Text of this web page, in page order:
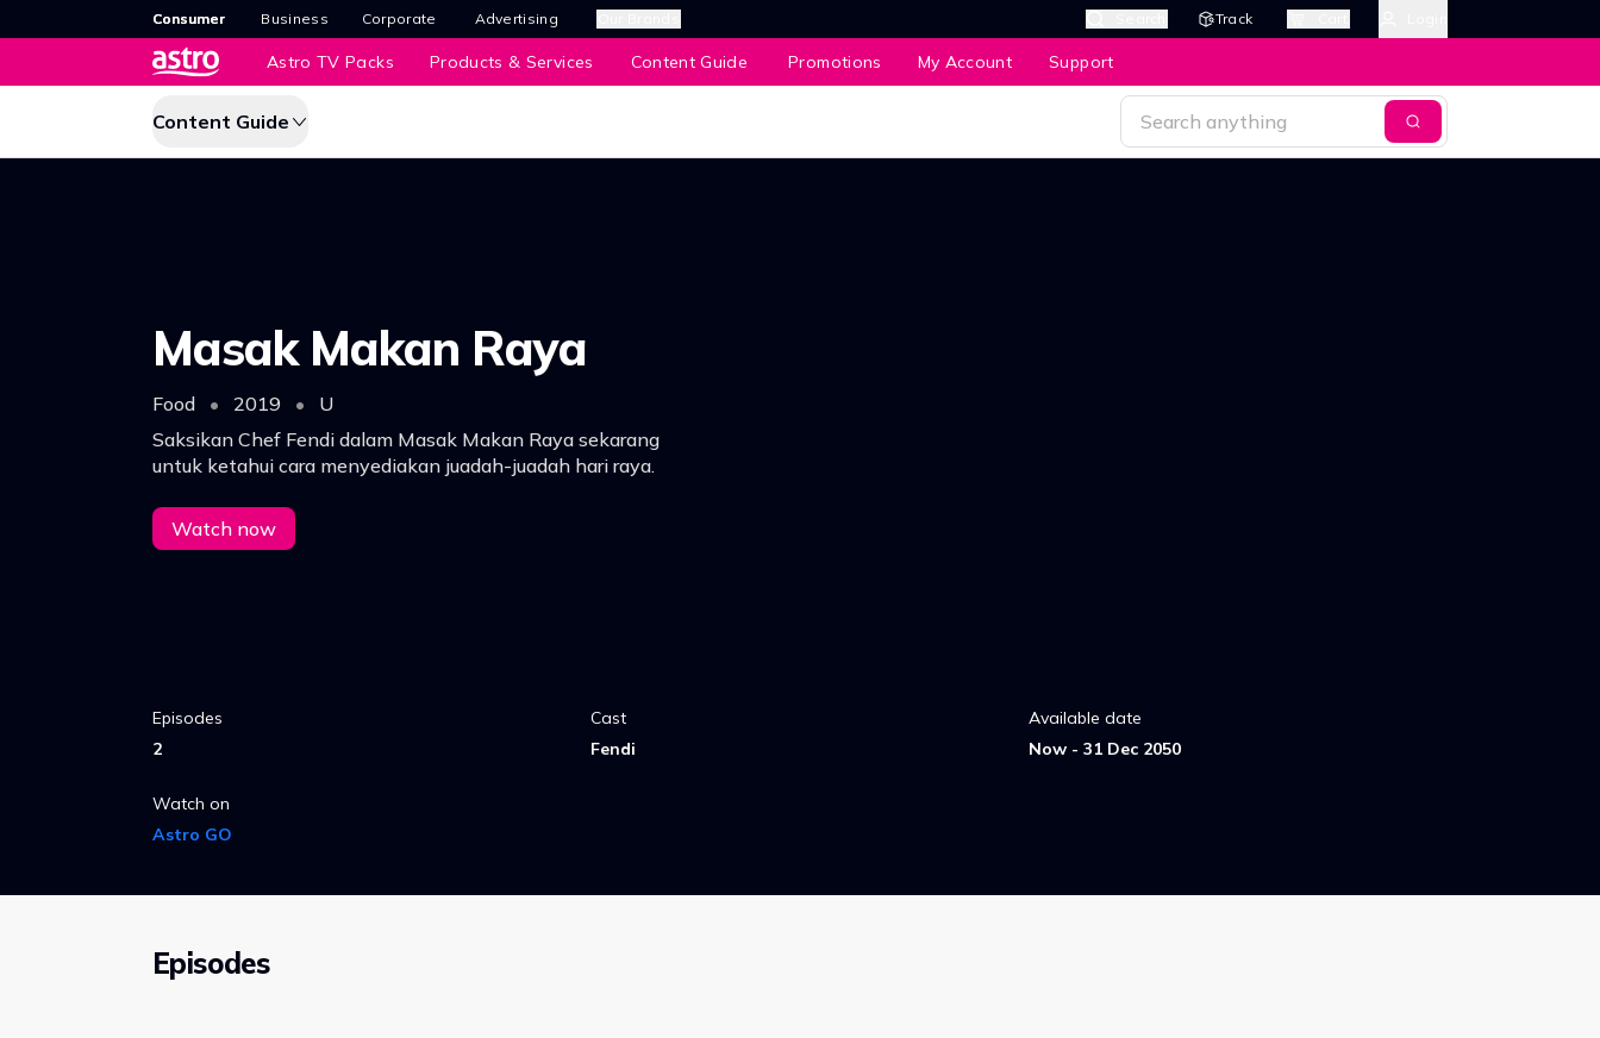
Consumer Business Corporate Advertising Track
Astro TV Packs Products & Services Content Guide Promotions My Account Support
Content Guide
Masak Makan Raya
Food • 2019 •
U
Saksikan Chef Fendi dalam Masak Makan Raya sekarang
untuk ketahui cara menyediakan juadah-juadah hari raya.
Watch now
Episodes
2
Cast
Fendi
Available date
Now - 31 Dec 2050
Watch on
Astro GO
Episodes